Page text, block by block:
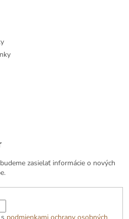
zasielať informácie o nových